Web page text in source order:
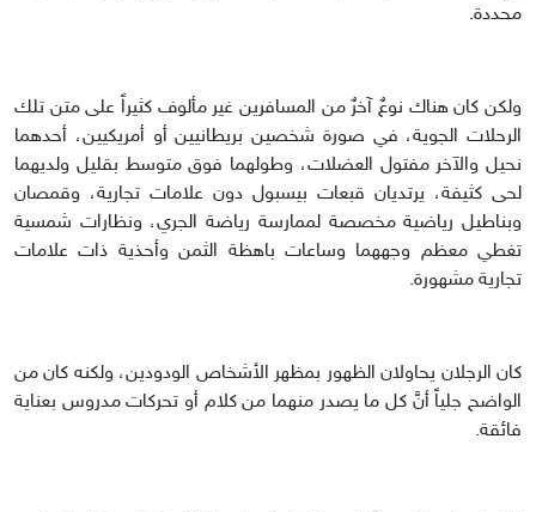
محددة.
ولكن كان هناك نوعٌ آخرٌ من المسافرين غير مألوف كثيراً على متن تلك
الرحلات الجوية، في صورة شخصين بريطانيين أو أمريكيين، أحدهما
نحيل والآخر مفتول العضلات، وطولهما فوق متوسط بقليل ولديهما
لحى كثيفة، يرتديان قبعات بيسبول دون علامات تجارية، وقمصان
وبناطيل رياضية مخصصة لممارسة رياضة الجري، ونظارات شمسية
تغطي معظم وجههما وساعات باهظة الثمن وأحذية ذات علامات
تجارية مشهورة.
كان الرجلان يحاولان الظهور بمظهر الأشخاص الودودين، ولكنه كان من
الواضح جلياً أنَّ كل ما يصدر منهما من كلام أو تحركات مدروس بعناية
فائقة.